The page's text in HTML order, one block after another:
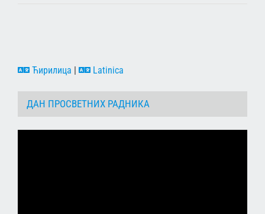
Ћирилица Latinica
ДАН ПРОСВЕТНИХ РАДНИКА